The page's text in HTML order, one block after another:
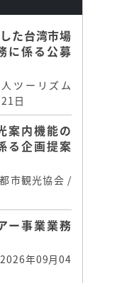
た台湾市場
に係る公募
ツーリズム
日
案内機能の
る企画提案
市観光協会 /
ー事業業務
年09月04